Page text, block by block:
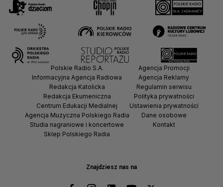
Znajdziesz nas na
Polskie Radio S.A.
Informacyjna Agencja Radiowa
Redakcja Katolicka
Redakcja Ekumeniczna
Centrum Edukacji Medialnej
Agencja Muzyczna Polskiego Radia
Studia nagraniowe i koncertowe
Sklep Polskiego Radia
Agencja Promocji
Agencja Reklamy
Regulamin serwisu
Polityka prywatności
Ustawienia prywatności
Dane osobowe
Kontakt